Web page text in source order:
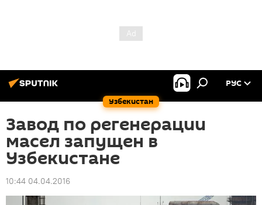
Узбекистан
РУС
Завод по регенерации
масел запущен в
Узбекистане
10:44 04.04.2016